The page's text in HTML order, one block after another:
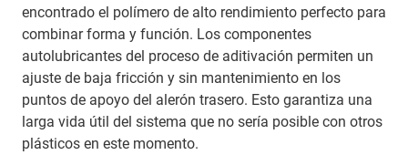
encontrado el polímero de alto rendimiento perfecto para
combinar forma y función. Los componentes
autolubricantes del proceso de aditivación permiten un
ajuste de baja fricción y sin mantenimiento en los
puntos de apoyo del alerón trasero. Esto garantiza una
larga vida útil del sistema que no sería posible con otros
plásticos en este momento.